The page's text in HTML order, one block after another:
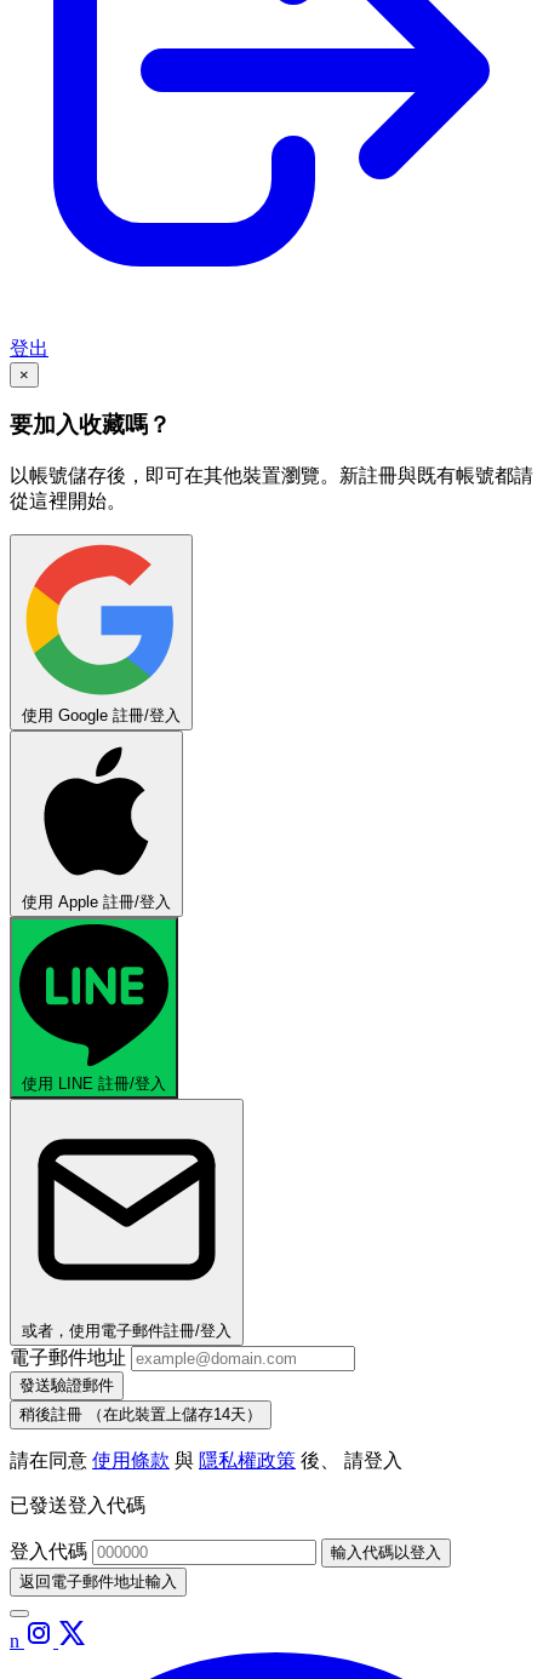
登出
×
要加入收藏嗎？
以帳號儲存後，即可在其他裝置瀏覽。新註冊與既有帳號都請
從這裡開始。
使用 Google 註冊/登入
使用 Apple 註冊/登入
使用 LINE 註冊/登入
或者，使用電子郵件註冊/登入
電子郵件地址
發送驗證郵件
稍後註冊
（在此裝置上儲存14天）
請在同意 使用條款 與 隱私權政策 後、 請登入
已發送登入代碼
登入代碼
輸入代碼以登入
返回電子郵件地址輸入
n